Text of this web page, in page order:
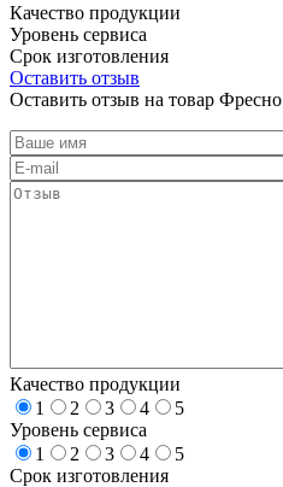
Качество продукции
Уровень сервиса
Срок изготовления
Оставить отзыв
Оставить отзыв на товар Фресно
Качество продукции
1
2 3 4
5
Уровень сервиса
1
2 3 4
5
Срок изготовления